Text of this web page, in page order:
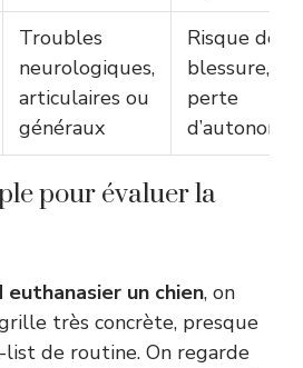
Troubles
neurologiques,
articulaires ou
généraux
Risque de
blessure,
perte
d’autonomie
pour évaluer la
euthanasier un chien, on
très concrète, presque
list de routine. On regarde